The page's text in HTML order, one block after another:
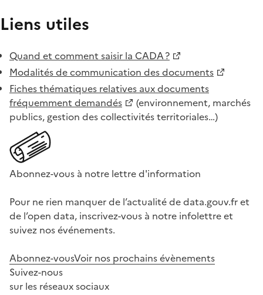
Liens utiles
Quand et comment saisir la CADA ?
Modalités de communication des documents
Fiches thématiques relatives aux documents
fréquemment demandés
(environnement, marchés
publics, gestion des collectivités territoriales…)
Abonnez-vous à notre lettre d'information
Pour ne rien manquer de l’actualité de data.gouv.fr et
de l’open data, inscrivez-vous à notre infolettre et
suivez nos événements.
Abonnez-vousVoir nos prochains évènements
Suivez-nous
sur les réseaux sociaux